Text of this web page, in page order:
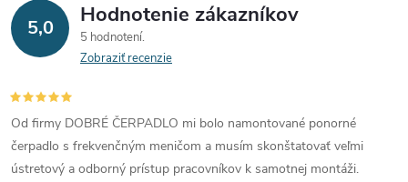
5,0 Hodnotenie zákazníkov
5 hodnotení
Zobraziť recenzie
Od firmy DOBRÉ ČERPADLO mi bolo namontované ponorné
čerpadlo s frekvenčným meničom a musím skonštatovať veľmi
ústretový a odborný prístup pracovníkov k samotnej montáži.